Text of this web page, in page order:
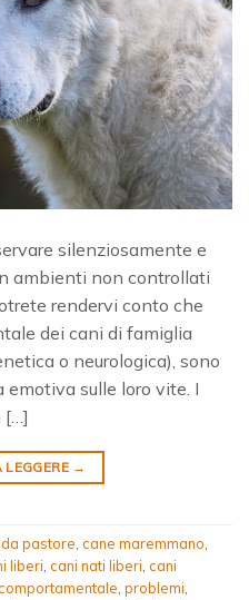
silenziosamente e
ambienti non controllati
rendervi conto che
dei cani di famiglia
o neurologica), sono
sulle loro vite. I
[…]
→
pastore, cane maremmano,
liberi, cani nati liberi, cani
, problemi,